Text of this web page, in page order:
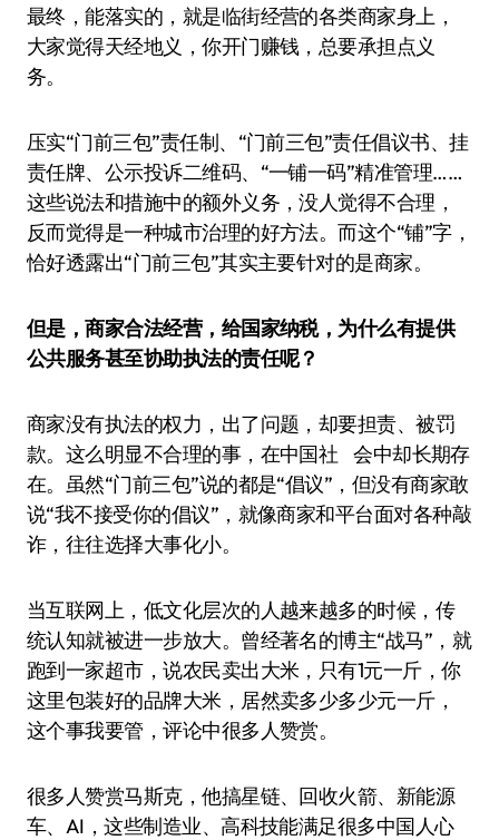
最终，能落实的，就是临街经营的各类商家身上，
大家觉得天经地义，你开门赚钱，总要承担点义
务。
压实“门前三包”责任制、“门前三包”责任倡议书、挂
责任牌、公示投诉二维码、“一铺一码”精准管理……
这些说法和措施中的额外义务，没人觉得不合理，
反而觉得是一种城市治理的好方法。而这个“铺”字，
恰好透露出“门前三包”其实主要针对的是商家。
但是，商家合法经营，给国家纳税，为什么有提供
公共服务甚至协助执法的责任呢？
商家没有执法的权力，出了问题，却要担责、被罚
款。这么明显不合理的事，在中国社 会中却长期存
在。虽然“门前三包”说的都是“倡议”，但没有商家敢
说“我不接受你的倡议”，就像商家和平台面对各种敲
诈，往往选择大事化小。
当互联网上，低文化层次的人越来越多的时候，传
统认知就被进一步放大。曾经著名的博主“战马”，就
跑到一家超市，说农民卖出大米，只有1元一斤，你
这里包装好的品牌大米，居然卖多少多少元一斤，
这个事我要管，评论中很多人赞赏。
很多人赞赏马斯克，他搞星链、回收火箭、新能源
车、AI，这些制造业、高科技能满足很多中国人心